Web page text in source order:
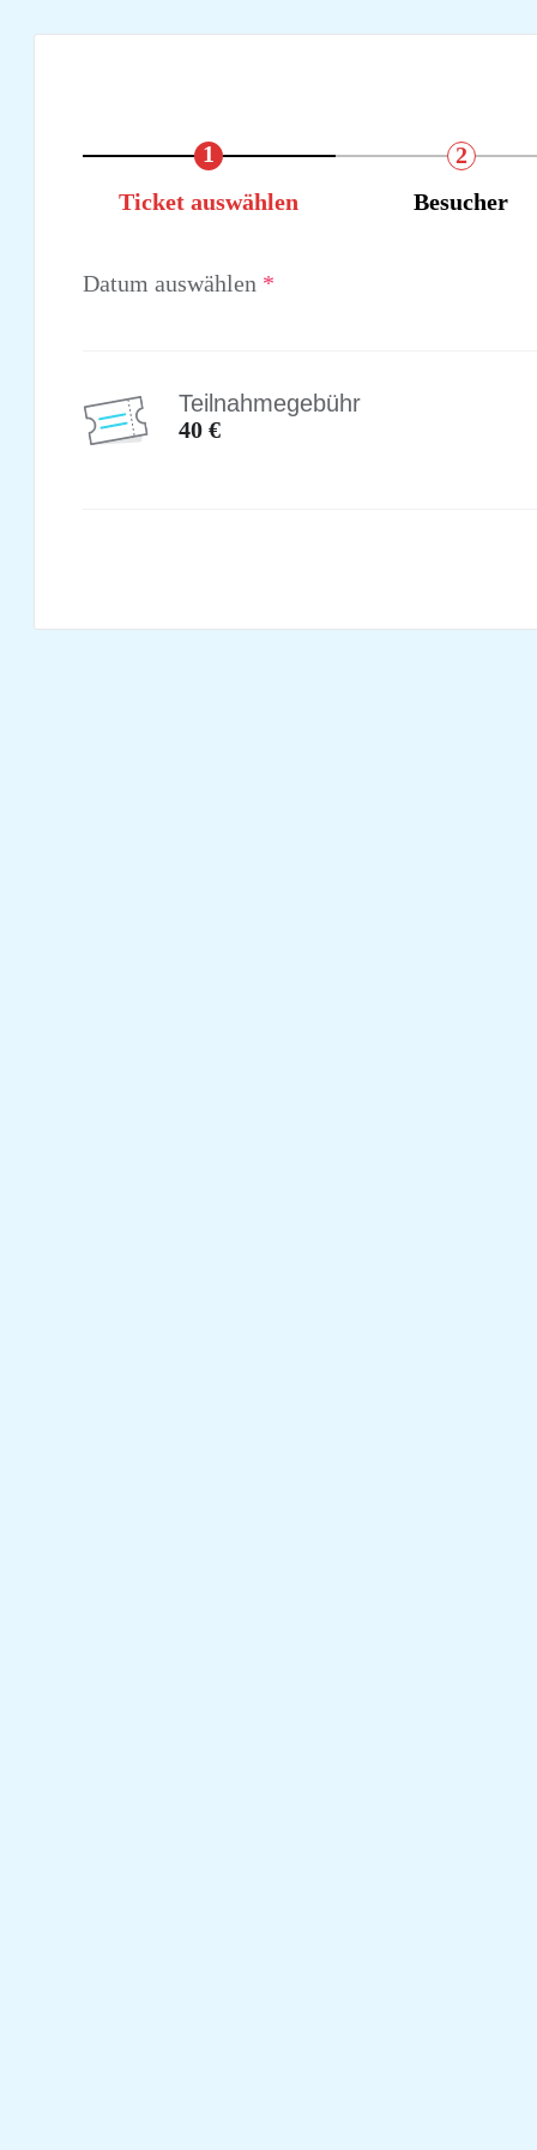
1
Ticket auswählen
2
Besucher
Datum auswählen *
Teilnahmegebühr
40